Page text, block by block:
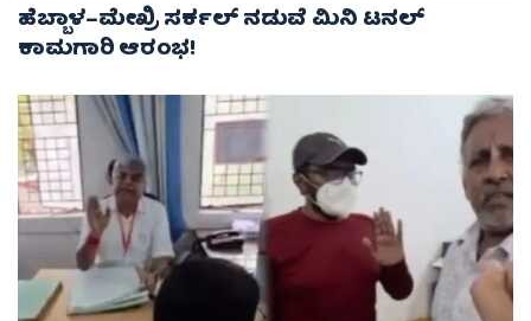
ಹೆಬ್ಬಾಳ–ಮೇಖ್ರಿ ಸರ್ಕಲ್ ನಡುವೆ ಮಿನಿ ಟನಲ್
ಕಾಮಗಾರಿ ಆರಂಭ!